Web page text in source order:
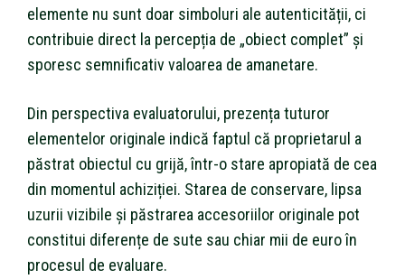
elemente nu sunt doar simboluri ale autenticității, ci
contribuie direct la percepția de „obiect complet” și
sporesc semnificativ valoarea de amanetare.
Din perspectiva evaluatorului, prezența tuturor
elementelor originale indică faptul că proprietarul a
păstrat obiectul cu grijă, într-o stare apropiată de cea
din momentul achiziției. Starea de conservare, lipsa
uzurii vizibile și păstrarea accesoriilor originale pot
constitui diferențe de sute sau chiar mii de euro în
procesul de evaluare.